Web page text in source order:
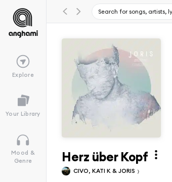
Explore
Your Library
Mood &
Genre
Herz über Kopf
CIVO, KATI K & JORIS